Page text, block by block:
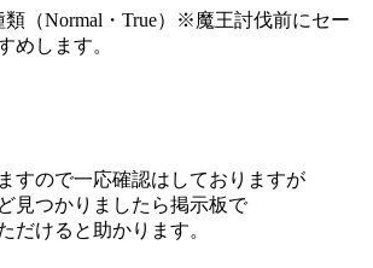
・True）※魔王討伐前にセー
めします。
すので一応確認はしておりますが
見つかりましたら掲示板で
けると助かります。